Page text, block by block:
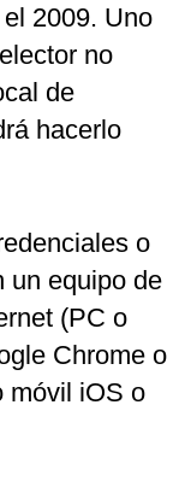
2009. Uno
no
de
hacerlo
o
un equipo de
(PC o
Chrome o
móvil iOS o